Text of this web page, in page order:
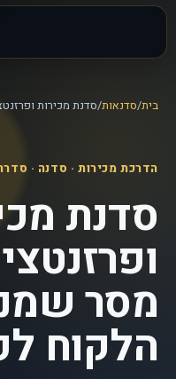
בית/סדנאות/סדנת מכירות
הדרכת מכירות · סדנה ·
סדנת
מסר
הלקוח